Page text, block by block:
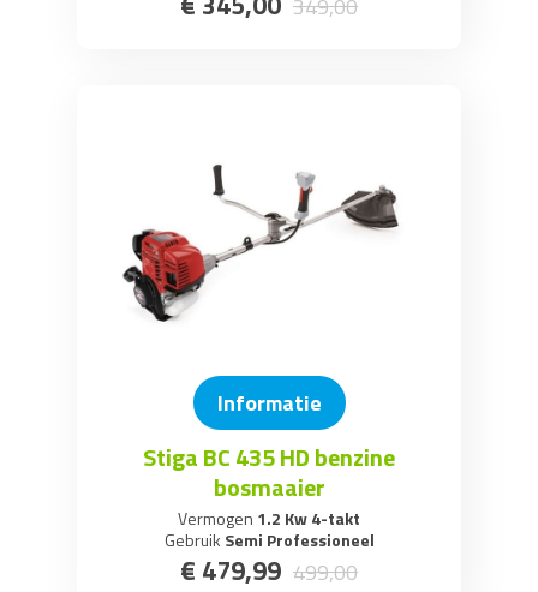
Informatie
Stiga BC 435 HD benzine
bosmaaier
Vermogen 1.2 Kw 4-takt
Gebruik Semi Professioneel
€ 479,99 499,00